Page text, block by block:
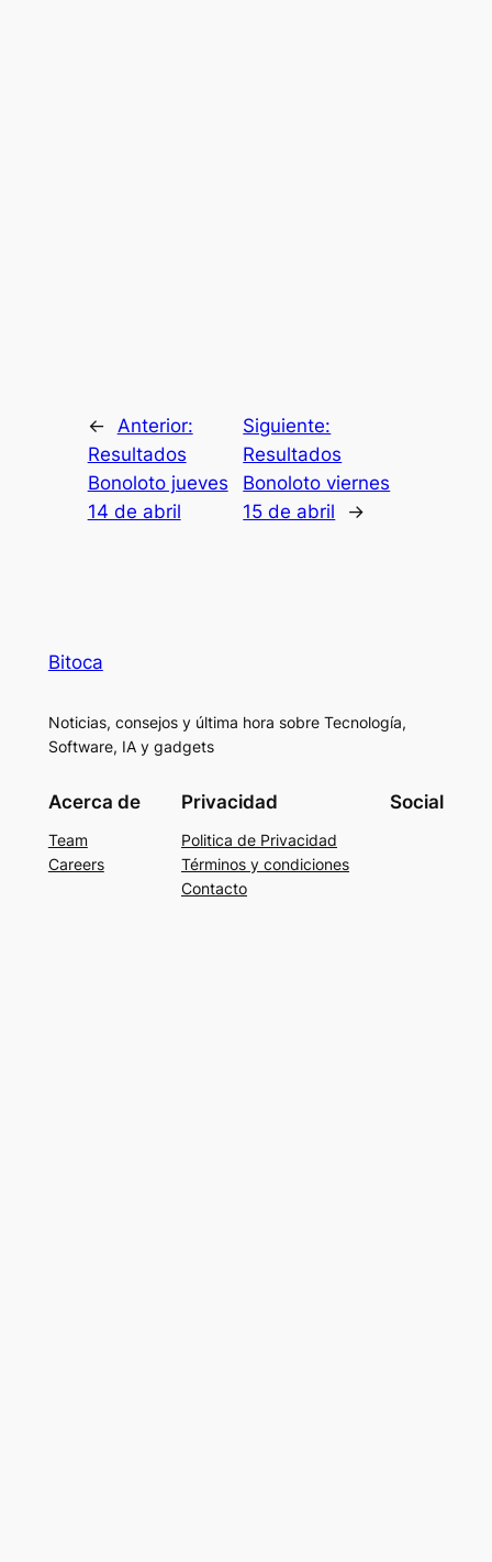
← Anterior:
Resultados
Bonoloto jueves
14 de abril
Siguiente:
Resultados
Bonoloto viernes
15 de abril
→
Bitoca
Noticias, consejos y última hora sobre Tecnología,
Software, IA y gadgets
Acerca de
Team
Careers
Privacidad
Politica de Privacidad
Términos y condiciones
Contacto
Social